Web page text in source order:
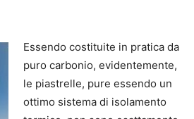
Essendo costituite in pratica da
puro carbonio, evidentemente,
le piastrelle, pure essendo un
ottimo sistema di isolamento